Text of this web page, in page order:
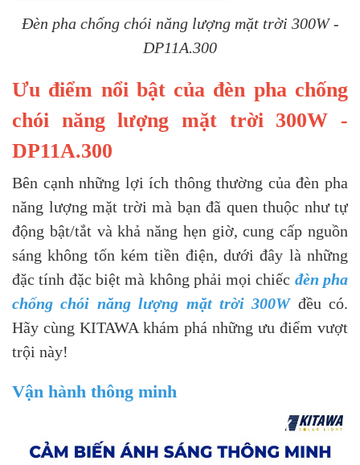
Đèn pha chống chói năng lượng mặt trời 300W -
DP11A.300
Ưu điểm nổi bật của đèn pha chống
chói năng lượng mặt trời 300W -
DP11A.300
Bên cạnh những lợi ích thông thường của đèn pha
năng lượng mặt trời mà bạn đã quen thuộc như tự
động bật/tắt và khả năng hẹn giờ, cung cấp nguồn
sáng không tốn kém tiền điện, dưới đây là những
đặc tính đặc biệt mà không phải mọi chiếc đèn pha
chống chói năng lượng mặt trời 300Wđều có.
Hãy cùng KITAWA khám phá những ưu điểm vượt
trội này!
Vận hành thông minh